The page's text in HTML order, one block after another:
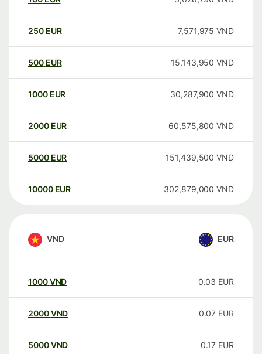
250 EUR 7,571,975 VND
500 EUR 15,143,950 VND
1000 EUR 30,287,900 VND
2000 EUR 60,575,800 VND
5000 EUR 151,439,500 VND
10000 EUR 302,879,000 VND
VND EUR
1000VND 0.03 EUR
2000VND 0.07 EUR
5000VND 0.17 EUR